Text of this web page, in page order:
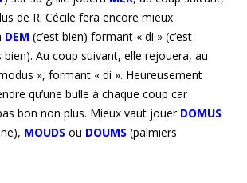
de R. Cécile fera encore mieux
DEM (c’est bien) formant « di » (c’est
Au coup suivant, elle rejouera, au
», formant « di ». Heureusement
qu’une bulle à chaque coup car
bon non plus. Mieux vaut jouer DOMUS
MOUDS ou DOUMS (palmiers